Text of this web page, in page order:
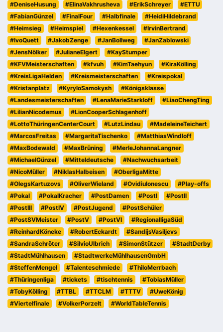
#DeniseHusung
#ElinaVakhrusheva #ErikSchreyer
#ETTU
#FabianGünzel
#FinalFour #Halbfinale
#HeidiHildebrand
#Heimsieg
#Heimspiel #Hexenkessel
#IrvinBertrand
#IvoQuett
#JakobZenge #JanBollweg
#JanZablowski
#JensNölker
#JulianeElgert
#KayStumper
#KFVMeisterschaften
#kfvuh #KimTaehyun
#KiraKölling
#KreisLigaHelden
#Kreismeisterschaften
#Kreispokal
#Kristanplatz
#KyryloSamokysh
#Königsklasse
#Landesmeisterschaften
#LenaMarieStarkloff
#LiaoChengTing
#LilianNicodemus
#LionCooperSchlagenhoff
#LottoThüringenCenterCourt
#LutzLindau
#MadeleineTeichert
#MarcosFreitas
#MargaritaTischenko
#MatthiasWindloff
#MaxBodewald
#MaxBrüning
#MerleJohannaLangner
#MichaelGünzel
#Mitteldeutsche
#Nachwuchsarbeit
#NicoMüller
#NiklasHalbeisen
#OberligaMitte
#OlegsKartuzovs
#OliverWieland #OvidiuIonescu
#Play-offs
#Pokal
#PokalKracher #PostDamen #PostI
#PostII
#PostIII
#PostIV #PostJugend
#PostSchüler
#PostSVMeister
#PostV #PostVI
#RegionalligaSüd
#ReinhardKöneke
#RobertEckardt
#SandijsVasiljevs
#SandraSchröter
#SilvioUlbrich #SimonStützer
#StadtDerby
#StadtMühlhausen
#StadtwerkeMühlhausenGmbH
#SteffenMengel
#Talenteschmiede
#ThiloMerrbach
#Thüringenliga
#tickets #tischtennis
#TobiasMüller
#TobyKölling
#TTBL #TTCLM #TTTV
#UweKönig
#Viertelfinale
#VolkerPorzelt #WorldTableTennis